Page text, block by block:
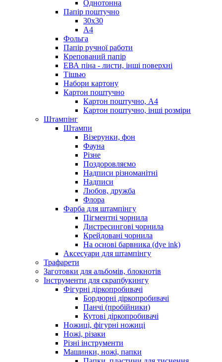
Однотонна
Папір поштучно
30х30
А4
Фольга
Папір ручної работи
Крепований папір
ЕВА піна - листи, інші поверхні
Тішью
Набори картону
Картон поштучно
Картон поштучно, А4
Картон поштучно, інші розміри
Штампінг
Штампи
Візерунки, фон
Фауна
Різне
Поздоровляємо
Надписи різноманітні
Надписи
Любов, дружба
Флора
Фарба для штампінгу
Пігментні чорнила
Дистресингові чорнила
Крейдовані чорнила
На основі барвника (dye ink)
Аксесуари для штампінгу
Трафарети
Заготовки для альбомів, блокнотів
Інструменти для скрапбукингу
Фігурні діркопробивачі
Бордюрні діркопробивачі
Панчі (пробійники)
Кутові діркопробивачі
Ножиці, фігурні ножиці
Ножі, різаки
Різні інструменти
Машинки, ножі, папки